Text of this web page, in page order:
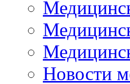
Новости